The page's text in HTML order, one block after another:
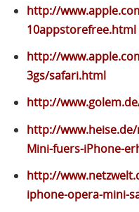
http://
10appstorefree.html
http://
3gs/safari.html
http://
http://
Mini-fuers-iPhone-
http://
iphone-opera-mini-